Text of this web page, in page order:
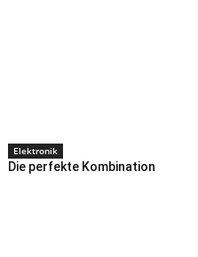
Elektronik
Die perfekte Kombination